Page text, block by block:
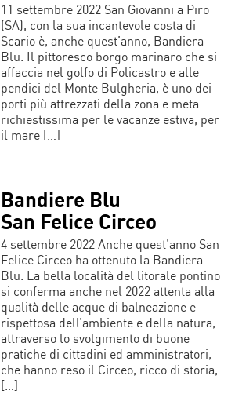
11 settembre 2022 San Giovanni a Piro
(SA), con la sua incantevole costa di
Scario è, anche quest’anno, Bandiera
Blu. Il pittoresco borgo marinaro che si
affaccia nel golfo di Policastro e alle
pendici del Monte Bulgheria, è uno dei
porti più attrezzati della zona e meta
richiestissima per le vacanze estiva, per
il mare […]
Bandiere Blu
San Felice Circeo
4 settembre 2022 Anche quest’anno San
Felice Circeo ha ottenuto la Bandiera
Blu. La bella località del litorale pontino
si conferma anche nel 2022 attenta alla
qualità delle acque di balneazione e
rispettosa dell’ambiente e della natura,
attraverso lo svolgimento di buone
pratiche di cittadini ed amministratori,
che hanno reso il Circeo, ricco di storia,
[…]